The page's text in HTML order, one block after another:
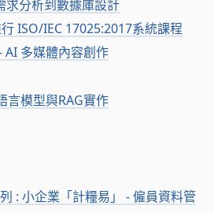
求分析到數據庫設計
ISO/IEC 17025:2017系統課程
AI 多媒體內容創作
言模型與RAG實作
: 小企業「計糧易」 - 僱員資料管